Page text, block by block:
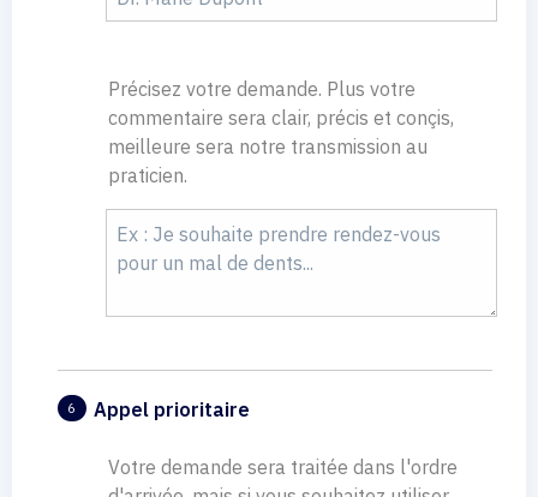
Précisez votre demande. Plus votre
commentaire sera clair, précis et conçis,
meilleure sera notre transmission au
praticien.
6 Appel prioritaire
Votre demande sera traitée dans l'ordre